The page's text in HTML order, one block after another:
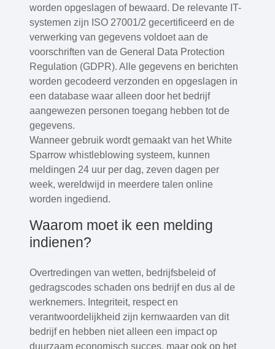
worden opgeslagen of bewaard. De relevante IT-
systemen zijn ISO 27001/2 gecertificeerd en de
verwerking van gegevens voldoet aan de
voorschriften van de General Data Protection
Regulation (GDPR). Alle gegevens en berichten
worden gecodeerd verzonden en opgeslagen in
een database waar alleen door het bedrijf
aangewezen personen toegang hebben tot de
gegevens.
Wanneer gebruik wordt gemaakt van het White
Sparrow whistleblowing systeem, kunnen
meldingen 24 uur per dag, zeven dagen per
week, wereldwijd in meerdere talen online
worden ingediend.
Waarom moet ik een melding
indienen?
Overtredingen van wetten, bedrijfsbeleid of
gedragscodes schaden ons bedrijf en dus al de
werknemers. Integriteit, respect en
verantwoordelijkheid zijn kernwaarden van dit
bedrijf en hebben niet alleen een impact op
duurzaam economisch succes, maar ook op het